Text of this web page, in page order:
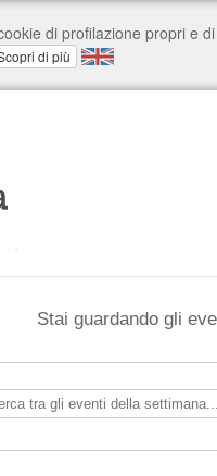
Stai guardando gli